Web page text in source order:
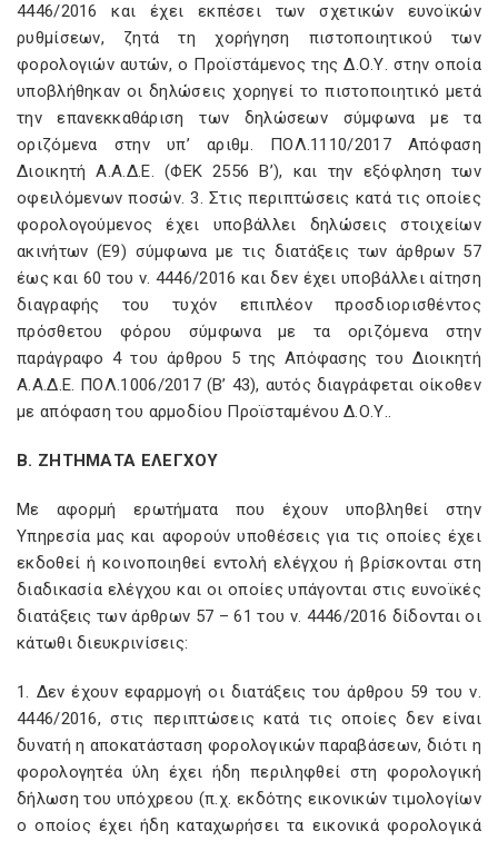
4446/2016 και έχει εκπέσει των σχετικών ευνοϊκών
ρυθμίσεων, ζητά τη χορήγηση πιστοποιητικού των
φορολογιών αυτών, ο Προϊστάμενος της Δ.Ο.Υ. στην οποία
υποβλήθηκαν οι δηλώσεις χορηγεί το πιστοποιητικό μετά
την επανεκκαθάριση των δηλώσεων σύμφωνα με τα
οριζόμενα στην υπ’ αριθμ. ΠΟΛ.1110/2017 Απόφαση
Διοικητή Α.Α.Δ.Ε. (ΦΕΚ 2556 Β’), και την εξόφληση των
οφειλόμενων ποσών. 3. Στις περιπτώσεις κατά τις οποίες
φορολογούμενος έχει υποβάλλει δηλώσεις στοιχείων
ακινήτων (Ε9) σύμφωνα με τις διατάξεις των άρθρων 57
έως και 60 του ν. 4446/2016 και δεν έχει υποβάλλει αίτηση
διαγραφής του τυχόν επιπλέον προσδιορισθέντος
πρόσθετου φόρου σύμφωνα με τα οριζόμενα στην
παράγραφο 4 του άρθρου 5 της Απόφασης του Διοικητή
Α.Α.Δ.Ε. ΠΟΛ.1006/2017 (Β’ 43), αυτός διαγράφεται οίκοθεν
με απόφαση του αρμοδίου Προϊσταμένου Δ.Ο.Υ..
B. ΖΗΤΗΜΑΤΑ ΕΛΕΓΧΟΥ
Με αφορμή ερωτήματα που έχουν υποβληθεί στην
Υπηρεσία μας και αφορούν υποθέσεις για τις οποίες έχει
εκδοθεί ή κοινοποιηθεί εντολή ελέγχου ή βρίσκονται στη
διαδικασία ελέγχου και οι οποίες υπάγονται στις ευνοϊκές
διατάξεις των άρθρων 57 – 61 του ν. 4446/2016 δίδονται οι
κάτωθι διευκρινίσεις:
1. Δεν έχουν εφαρμογή οι διατάξεις του άρθρου 59 του ν.
4446/2016, στις περιπτώσεις κατά τις οποίες δεν είναι
δυνατή η αποκατάσταση φορολογικών παραβάσεων, διότι η
φορολογητέα ύλη έχει ήδη περιληφθεί στη φορολογική
δήλωση του υπόχρεου (π.χ. εκδότης εικονικών τιμολογίων
ο οποίος έχει ήδη καταχωρήσει τα εικονικά φορολογικά